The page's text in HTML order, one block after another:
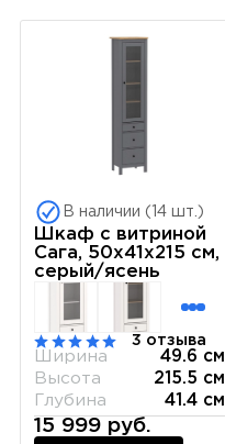
В наличии (14 шт.)
Шкаф с витриной
Сага, 50х41х215 см,
серый/ясень
3 отзыва
Ширина
49.6 см
Высота
215.5 см
Глубина
41.4 см
15 999 руб.